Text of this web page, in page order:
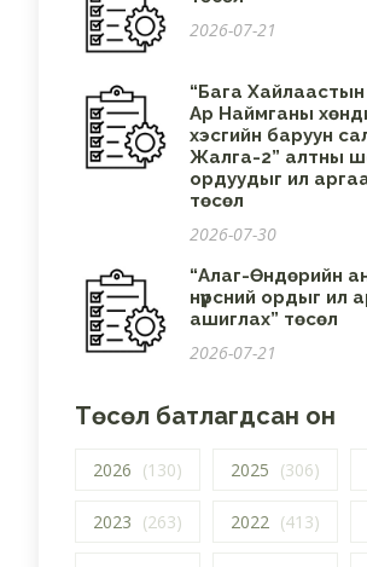
2026-07-21
“Бага
Ар Наймганы
хэсгийн баруун
Жалга-2” алтны
ордуудыг ил
төсөл
2026-07-30
“Алаг-Өндөрийн
нүүрсний ордыг ил
ашиглах” төсөл
2026-07-21
Төсөл батлагдсан он
2026 (130) 2025 (306)
2023 (263) 2022 (413)